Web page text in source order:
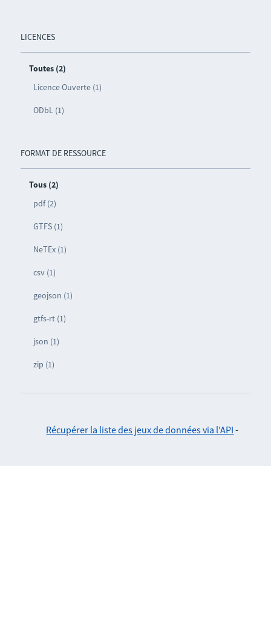
LICENCES
Toutes (2)
Licence Ouverte (1)
ODbL (1)
FORMAT DE RESSOURCE
Tous (2)
pdf (2)
GTFS (1)
NeTEx (1)
csv (1)
geojson (1)
gtfs-rt (1)
json (1)
zip (1)
Récupérer la liste des jeux de données via l'API -